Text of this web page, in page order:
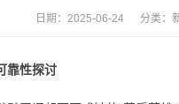
日期：2025-06-24 分类：
靠性探讨